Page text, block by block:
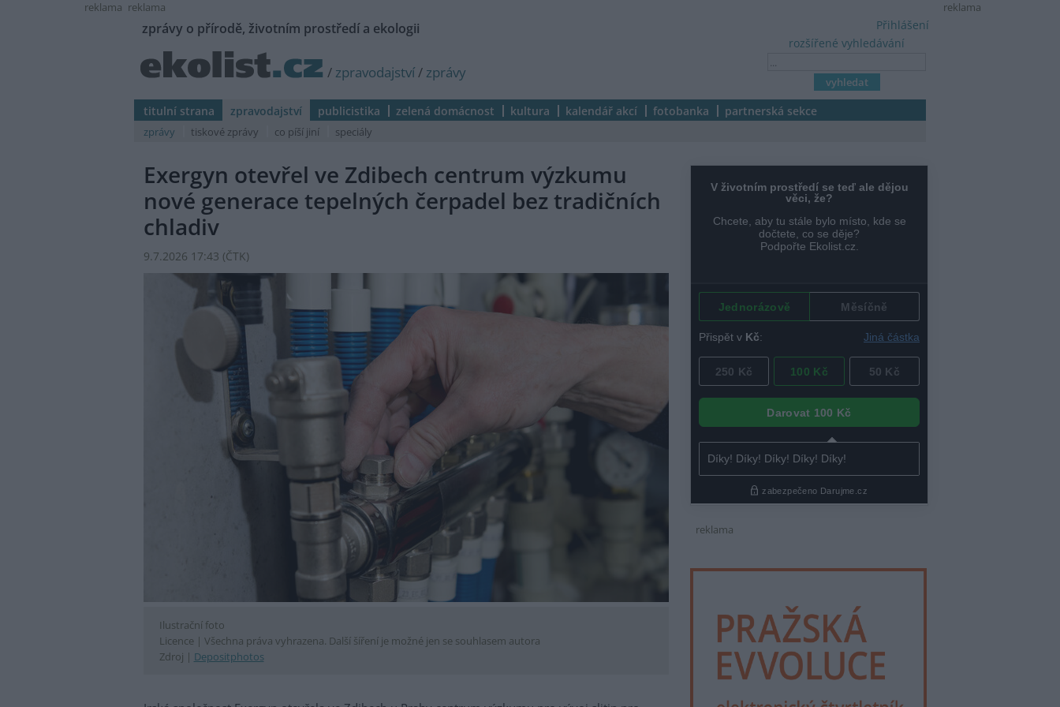
reklama
reklama reklama
zprávy o přírodě, životním prostředí a ekologii
/ zpravodajství/ zprávy
rozšířené vyhledávání
Přihlášení
titulní strana zpravodajství publicistika zelená domácnost kultura kalendář akcí fotobanka partnerská sekce
zprávy tiskové zprávy co píší jiní speciály
Exergyn otevřel ve Zdibech centrum výzkumu
nové generace tepelných čerpadel bez tradičních
chladiv
9.7.2026 17:43 (ČTK)
Ilustrační foto
Licence | Všechna práva vyhrazena. Další šíření je možné jen se souhlasem autora
Zdroj | Depositphotos
reklama